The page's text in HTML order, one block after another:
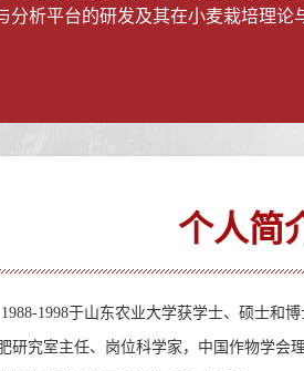
分析平台的研发及其在小麦栽培理论
个人简
1988-1998于山东农业大学获学士、硕士和博
究室主任、岗位科学家，中国作物学